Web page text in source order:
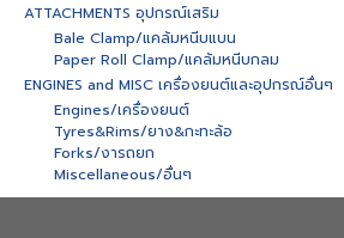
ATTACHMENTS อุปกรณ์เสริม
Bale Clamp/แคล้มหนีบแบน
Paper Roll Clamp/แคล้มหนีบกลม
ENGINES and MISC เครื่องยนต์และอุปกรณ์อื่นๆ
Engines/เครื่องยนต์
Tyres&Rims/ยาง&กะทะล้อ
Forks/งารถยก
Miscellaneous/อื่นๆ